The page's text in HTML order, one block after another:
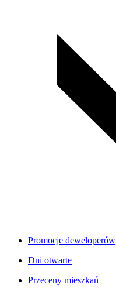
Promocje deweloperów
Dni otwarte
Przeceny mieszkań